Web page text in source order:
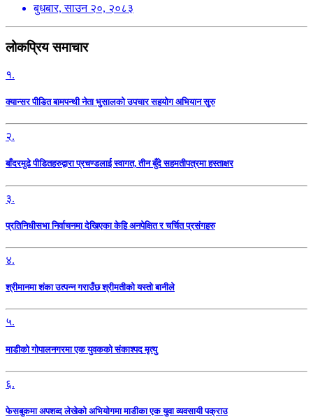
बुधबार, साउन २०, २०८३
लोकप्रिय समाचार
१.
क्यान्सर पीडित बामपन्थी नेता भुसालकाे उपचार सहयोग अभियान सुरु
२.
बाँदरमुढे पीडितहरुद्वारा प्रचण्डलाई स्वागत, तीन बुँदे सहमतीपत्रमा हस्ताक्षर
३.
प्रतिनिधीसभा निर्वाचनमा देखिएका केहि अनपेक्षित र चर्चित प्रसंगहरु
४.
श्रीमानमा शंका उत्पन्न गराउँछ श्रीमतीको यस्तो बानीले
५.
माडीको गोपालनगरमा एक युवकको संकाश्पद मृत्यु
६.
फेसबुकमा अपशव्द लेखेको अभियोगमा माडीका एक युवा व्यवसायी पक्राउ